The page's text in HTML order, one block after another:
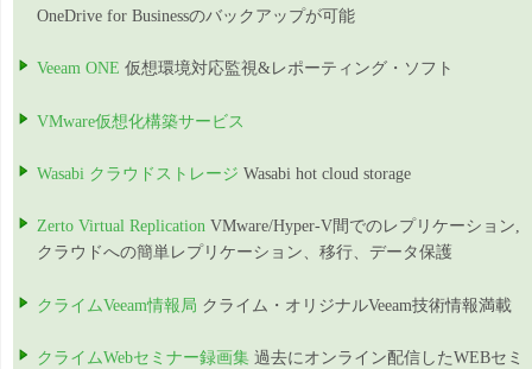
OneDrive for Businessのバックアップが可能
Veeam ONE 仮想環境対応監視&レポーティング・ソフト
VMware仮想化構築サービス
Wasabi クラウドストレージ Wasabi hot cloud storage
Zerto Virtual Replication VMware/Hyper-V間でのレプリケーション,
クラウドへの簡単レプリケーション、移行、データ保護
クライムVeeam情報局 クライム・オリジナルVeeam技術情報満載
クライムWebセミナー録画集 過去にオンライン配信したWEBセミ